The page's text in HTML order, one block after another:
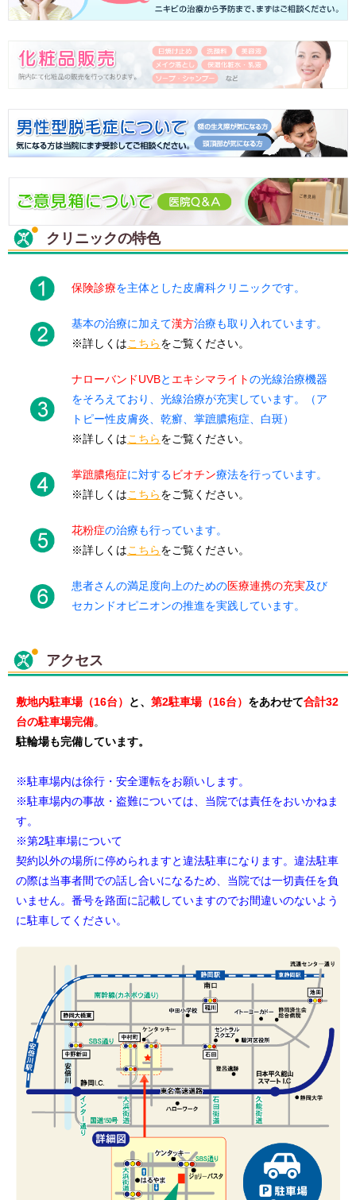
クリニックの特色
保険診療を主体とした皮膚科クリニックです。
基本の治療に加えて漢方治療も取り入れています。
※詳しくはこちらをご覧ください。
ナローバンドUVBと エキシマライトの光線治療機器
をそろえており、光線治療が充実しています。（ア
トピー性皮膚炎、乾癬、掌蹠膿疱症、白斑）
※詳しくはこちらをご覧ください。
掌蹠膿疱症に対するビオチン療法を行っています。
※詳しくはこちらをご覧ください。
花粉症の治療も行っています。
※詳しくはこちらをご覧ください。
患者さんの満足度向上のための医療連携の充実及び
セカンドオピニオンの推進を実践しています。
アクセス
敷地内駐車場（16台） と、 第2駐車場（16台） をあわせて合計32
台の駐車場完備。
駐輪場も完備しています。
※駐車場内は徐行・安全運転をお願いします。
※駐車場内の事故・盗難については、当院では責任をおいかねま
す。
※第2駐車場について
契約以外の場所に停められますと違法駐車になります。違法駐車
の際は当事者間での話し合いになるため、当院では一切責任を負
いません。番号を路面に記載していますのでお間違いのないよう
に駐車してください。